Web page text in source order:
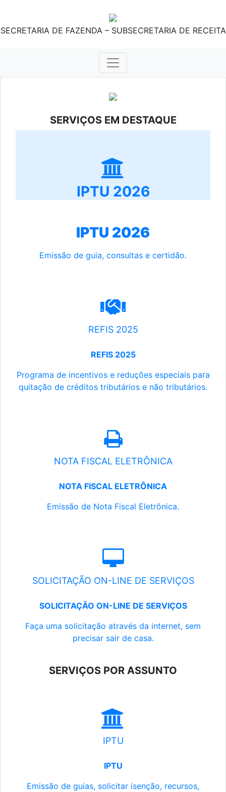
SECRETARIA DE FAZENDA – SUBSECRETARIA DE RECEITA
SERVIÇOS EM DESTAQUE
IPTU 2026
IPTU 2026
Emissão de guia, consultas e certidão.
REFIS 2025
REFIS 2025
Programa de incentivos e reduções especiais para
quitação de créditos tributários e não tributários.
NOTA FISCAL ELETRÔNICA
NOTA FISCAL ELETRÔNICA
Emissão de Nota Fiscal Eletrônica.
SOLICITAÇÃO ON-LINE DE SERVIÇOS
SOLICITAÇÃO ON-LINE DE SERVIÇOS
Faça uma solicitação através da internet, sem
precisar sair de casa.
SERVIÇOS POR ASSUNTO
IPTU
IPTU
Emissão de guias, solicitar isenção, recursos,